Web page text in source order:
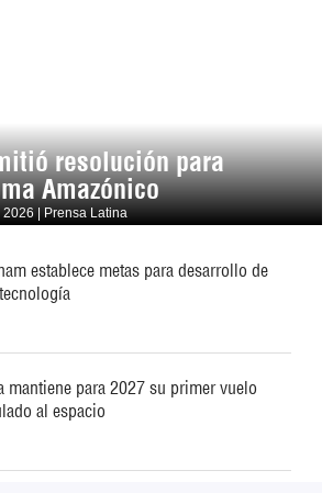
resolución para
Amazónico
| Prensa Latina
establece metas para desarrollo de
mantiene para 2027 su primer vuelo
al espacio